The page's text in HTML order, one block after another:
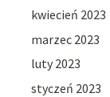
kwiecień 2023
marzec 2023
luty 2023
styczeń 2023